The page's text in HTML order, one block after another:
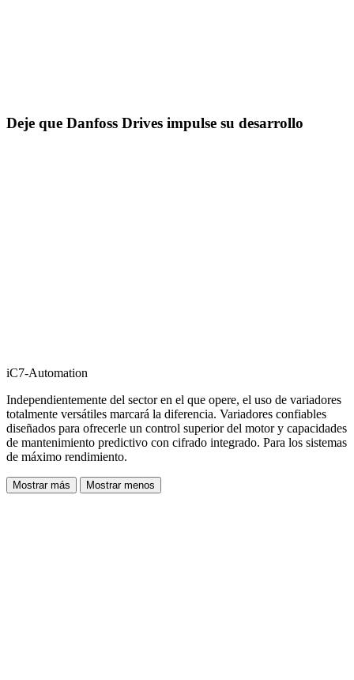
Deje que Danfoss Drives impulse su desarrollo
iC7-Automation
Independientemente del sector en el que opere, el uso de variadores
totalmente versátiles marcará la diferencia. Variadores confiables
diseñados para ofrecerle un control superior del motor y capacidades
de mantenimiento predictivo con cifrado integrado. Para los sistemas
de máximo rendimiento.
Mostrar más Mostrar menos